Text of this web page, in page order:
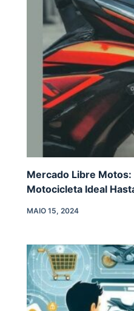
Mercado Libre
Motocicleta Ideal
MAIO 15, 2024